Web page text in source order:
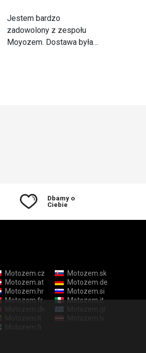
Jestem bardzo
zadowolony z zespołu
Moyozem. Dostawa była
lekko uszkodzone.
Dbamy o
Ciebie
Motozem.cz
Motozem.sk
Motozem.at
Motozem.de
Motozem.hr
Motozem.si
Motozem.fr
Motozem.it